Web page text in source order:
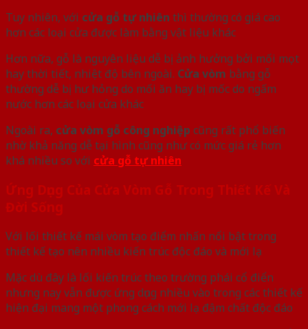
Tuy nhiên, với cửa gỗ tự nhiên thì thường có giá cao
hơn các loại cửa được làm bằng vật liệu khác
Hơn nữa, gỗ là nguyên liệu dễ bị ảnh hưởng bởi mối mọt
hay thời tiết, nhiệt độ bên ngoài. Cửa vòm bằng gỗ
thường dễ bị hư hỏng do mối ăn hay bị mốc do ngấm
nước hơn các loại cửa khác
Ngoài ra, cửa vòm gỗ công nghiệp cũng rất phổ biến
nhờ khả năng dễ tại hình cũng như có mức giá rẻ hơn
khá nhiều so với cửa gỗ tự nhiên
Ứng Dụng Của Cửa Vòm Gỗ Trong Thiết Kế Và
Đời Sống
Với lối thiết kế mái vòm tạo điểm nhấn nổi bật trong
thiết kế tạo nên nhiều kiến trúc độc đáo và mới lạ
Mặc dù đây là lối kiến trúc theo trường phái cổ điển
nhưng nay vẫn được ứng dụng nhiều vào trong các thiết kế
hiện đại mang một phong cách mới lạ đậm chất độc đáo